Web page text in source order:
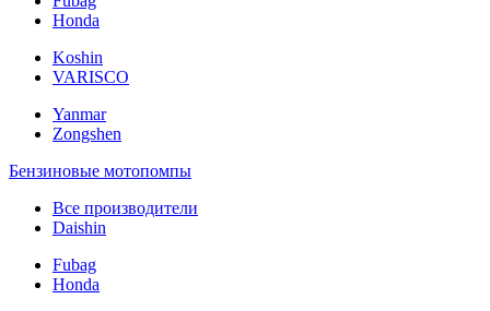
Honda
Koshin
VARISCO
Yanmar
Zongshen
Бензиновые мотопомпы
Все производители
Daishin
Fubag
Honda